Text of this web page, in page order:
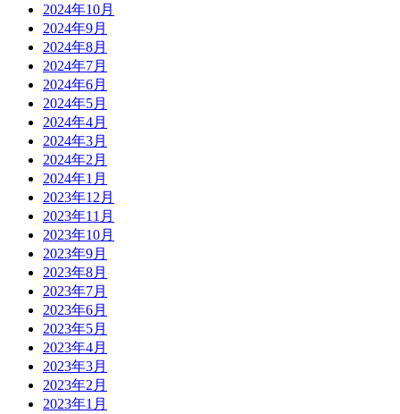
2024年10月
2024年9月
2024年8月
2024年7月
2024年6月
2024年5月
2024年4月
2024年3月
2024年2月
2024年1月
2023年12月
2023年11月
2023年10月
2023年9月
2023年8月
2023年7月
2023年6月
2023年5月
2023年4月
2023年3月
2023年2月
2023年1月